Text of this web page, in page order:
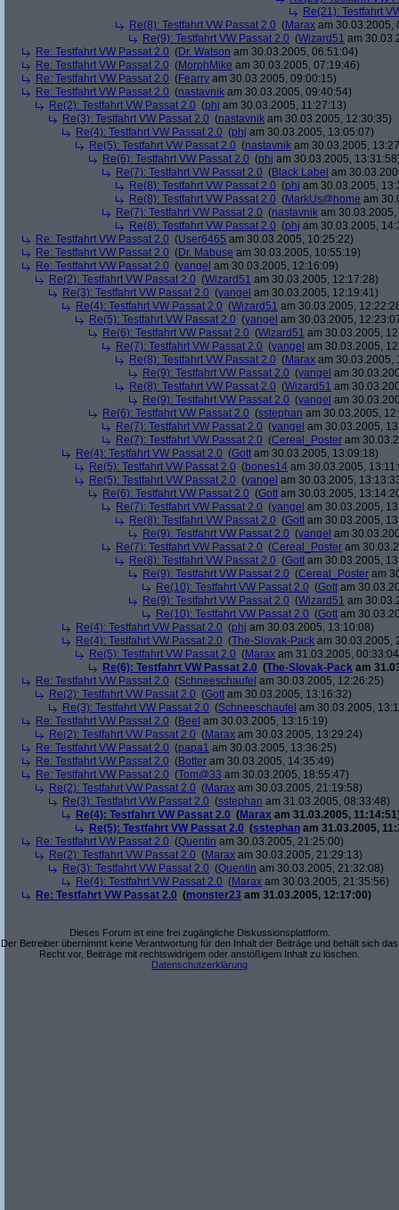
Re(21): Testfahrt
Re(8): Testfahrt VW Passat 2.0 (Marax am 30.03.2005,
Re(9): Testfahrt VW Passat 2.0 (Wizard51 am
Re: Testfahrt VW Passat 2.0 (Dr. Watson am 30.03.2005, 06:51:04)
Re: Testfahrt VW Passat 2.0 (MorphMike am 30.03.2005, 07:19:46)
Re: Testfahrt VW Passat 2.0 (Fearry am 30.03.2005, 09:00:15)
Re: Testfahrt VW Passat 2.0 (nastavnik am 30.03.2005, 09:40:54)
Re(2): Testfahrt VW Passat 2.0 (phj am 30.03.2005, 11:27:13)
Re(3): Testfahrt VW Passat 2.0 (nastavnik am 30.03.2005, 12:30:35)
Re(4): Testfahrt VW Passat 2.0 (phj am 30.03.2005, 13:05:07)
Re(5): Testfahrt VW Passat 2.0 (nastavnik am 30.03.2005,
Re(6): Testfahrt VW Passat 2.0 (phj am 30.03.2005,
Re(7): Testfahrt VW Passat 2.0 (Black Label am
Re(8): Testfahrt VW Passat 2.0 (phj am 30.03.2005,
Re(8): Testfahrt VW Passat 2.0 (MarkUs@home am
Re(7): Testfahrt VW Passat 2.0 (nastavnik am 30.03.2005,
Re(8): Testfahrt VW Passat 2.0 (phj am 30.03.2005,
Re: Testfahrt VW Passat 2.0 (User6465 am 30.03.2005, 10:25:22)
Re: Testfahrt VW Passat 2.0 (Dr. Mabuse am 30.03.2005, 10:55:19)
Re: Testfahrt VW Passat 2.0 (yangel am 30.03.2005, 12:16:09)
Re(2): Testfahrt VW Passat 2.0 (Wizard51 am 30.03.2005, 12:17:28)
Re(3): Testfahrt VW Passat 2.0 (yangel am 30.03.2005, 12:19:41)
Re(4): Testfahrt VW Passat 2.0 (Wizard51 am 30.03.2005,
Re(5): Testfahrt VW Passat 2.0 (yangel am 30.03.2005,
Re(6): Testfahrt VW Passat 2.0 (Wizard51 am 30.03.2005,
Re(7): Testfahrt VW Passat 2.0 (yangel am 30.03.2005,
Re(8): Testfahrt VW Passat 2.0 (Marax am 30.03.2005,
Re(9): Testfahrt VW Passat 2.0 (yangel am
Re(8): Testfahrt VW Passat 2.0 (Wizard51 am
Re(9): Testfahrt VW Passat 2.0 (yangel am
Re(6): Testfahrt VW Passat 2.0 (sstephan am 30.03.2005,
Re(7): Testfahrt VW Passat 2.0 (yangel am 30.03.2005,
Re(7): Testfahrt VW Passat 2.0 (Cereal_Poster am
Re(4): Testfahrt VW Passat 2.0 (Gott am 30.03.2005, 13:09:18)
Re(5): Testfahrt VW Passat 2.0 (bones14 am 30.03.2005,
Re(5): Testfahrt VW Passat 2.0 (yangel am 30.03.2005,
Re(6): Testfahrt VW Passat 2.0 (Gott am 30.03.2005,
Re(7): Testfahrt VW Passat 2.0 (yangel am 30.03.2005,
Re(8): Testfahrt VW Passat 2.0 (Gott am 30.03.2005,
Re(9): Testfahrt VW Passat 2.0 (yangel am
Re(7): Testfahrt VW Passat 2.0 (Cereal_Poster am
Re(8): Testfahrt VW Passat 2.0 (Gott am 30.03.2005,
Re(9): Testfahrt VW Passat 2.0 (Cereal_Poster am
Re(10): Testfahrt VW Passat 2.0 (Gott am
Re(9): Testfahrt VW Passat 2.0 (Wizard51 am
Re(10): Testfahrt VW Passat 2.0 (Gott am
Re(4): Testfahrt VW Passat 2.0 (phj am 30.03.2005, 13:10:08)
Re(4): Testfahrt VW Passat 2.0 (The-Slovak-Pack am 30.03.2005,
Re(5): Testfahrt VW Passat 2.0 (Marax am 31.03.2005,
Re(6): Testfahrt VW Passat 2.0 (The-Slovak-Pack am
Re: Testfahrt VW Passat 2.0 (Schneeschaufel am 30.03.2005, 12:26:25)
Re(2): Testfahrt VW Passat 2.0 (Gott am 30.03.2005, 13:16:32)
Re(3): Testfahrt VW Passat 2.0 (Schneeschaufel am 30.03.2005,
Re: Testfahrt VW Passat 2.0 (Beel am 30.03.2005, 13:15:19)
Re(2): Testfahrt VW Passat 2.0 (Marax am 30.03.2005, 13:29:24)
Re: Testfahrt VW Passat 2.0 (papa1 am 30.03.2005, 13:36:25)
Re: Testfahrt VW Passat 2.0 (Botter am 30.03.2005, 14:35:49)
Re: Testfahrt VW Passat 2.0 (Tom@33 am 30.03.2005, 18:55:47)
Re(2): Testfahrt VW Passat 2.0 (Marax am 30.03.2005, 21:19:58)
Re(3): Testfahrt VW Passat 2.0 (sstephan am 31.03.2005, 08:33:48)
Re(4): Testfahrt VW Passat 2.0 (Marax am 31.03.2005,
Re(5): Testfahrt VW Passat 2.0 (sstephan am 31.03.2005,
Re: Testfahrt VW Passat 2.0 (Quentin am 30.03.2005, 21:25:00)
Re(2): Testfahrt VW Passat 2.0 (Marax am 30.03.2005, 21:29:13)
Re(3): Testfahrt VW Passat 2.0 (Quentin am 30.03.2005, 21:32:08)
Re(4): Testfahrt VW Passat 2.0 (Marax am 30.03.2005, 21:35:56)
Re: Testfahrt VW Passat 2.0 (monster23 am 31.03.2005, 12:17:00)
Dieses Forum ist eine frei zugängliche Diskussionsplattform.
Der Betreiber übernimmt keine Verantwortung für den Inhalt der Beiträge und behält sich das
Recht vor, Beiträge mit rechtswidrigem oder anstößigem Inhalt zu löschen.
Datenschutzerklärung